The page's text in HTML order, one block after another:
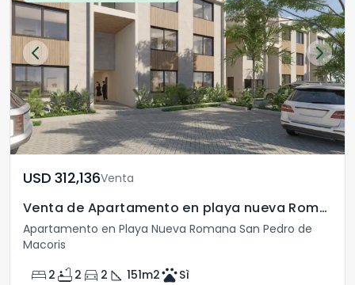
USD	312,136Venta
Venta de Apartamento en playa nueva Romana
Apartamento en Playa Nueva Romana San Pedro de
Macoris
bed 2 bathtub 2 directions_car 2 square_foot 151m2petsSì